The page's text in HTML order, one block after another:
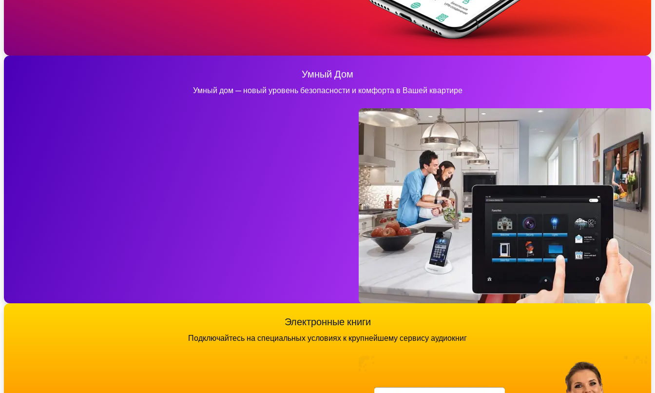
Умный Дом
Умный дом — новый уровень безопасности и комфорта в Вашей квартире
Электронные книги
Подключайтесь на специальных условиях к крупнейшему сервису аудиокниг